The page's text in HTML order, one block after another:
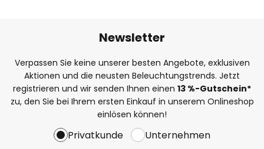
Newsletter
Verpassen Sie keine unserer besten Angebote, exklusiven
Aktionen und die neusten Beleuchtungstrends. Jetzt
registrieren und wir senden Ihnen einen 13 %-Gutschein*
zu, den Sie bei Ihrem ersten Einkauf in unserem Onlineshop
einlösen können!
Privatkunde Unternehmen